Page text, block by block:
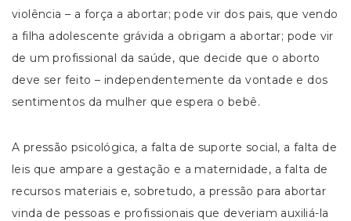
violência – a força a abortar; pode vir dos pais, que vendo
a filha adolescente grávida a obrigam a abortar; pode vir
de um profissional da saúde, que decide que o aborto
deve ser feito – independentemente da vontade e dos
sentimentos da mulher que espera o bebê.
A pressão psicológica, a falta de suporte social, a falta de
leis que ampare a gestação e a maternidade, a falta de
recursos materiais e, sobretudo, a pressão para abortar
vinda de pessoas e profissionais que deveriam auxiliá-la